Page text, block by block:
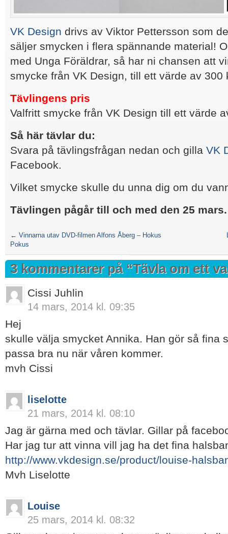
VK Design drivs av Viktor Pettersson som
säljer smycken i flera spännande material!
med Unga Föräldrar, så har ni chansen att
smycke från VK Design, till ett värde av 300
Tävlingens pris
Valfritt smycke från VK Design till ett värde
Så här tävlar du:
Svara på tävlingsfrågan nedan och gilla VK
Facebook.
Vilket smycke skulle du unna dig om du
Tävlingen pågår till och med den 25
← Vinnarna utav DVD-filmen Alfons Åberg – Hokus
Pokus
3 kommentarer på “Tävla om ett
Cissi Juhlin
14 mars, 2014 kl. 09:35
Hej
skulle välja smycket Annika. Han gör så fina
passa bra nu när våren kommer.
mvh Cissi
liselotte
21 mars, 2014 kl. 08:10
Jag är gärna med och tävlar. Gillar på
Har jag tur att vinna vill jag ha det fina
http://www.vkdesign.se/product/louise-
Mvh Liselotte
Louise
25 mars, 2014 kl. 08:32